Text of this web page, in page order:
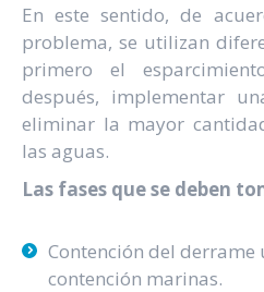
En este sentido, de
problema, se utilizan
primero el
después, implementar
eliminar la mayor
las aguas.
Las fases que se deben
Contención del
contención marinas.